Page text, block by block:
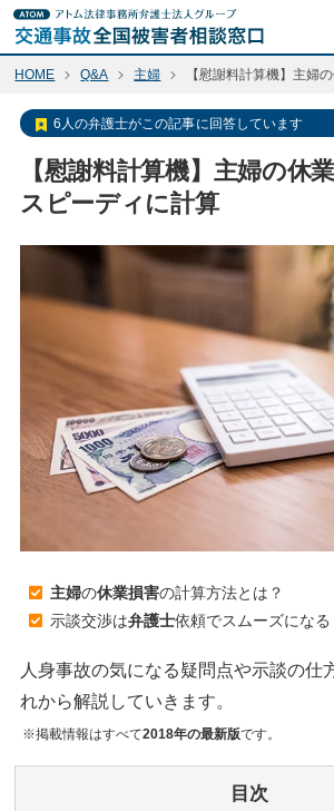
HOME Q&A 主婦 【慰謝料計算機】主婦
6人の弁護士がこの記事に回答していま
【慰謝料計算機】主婦の休
スピーディに計算
主婦の休業損害の計算方法とは？
示談交渉は弁護士依頼でスムーズになる
人身事故の気になる疑問点や示談の仕
れから解説していきます。
※掲載情報はすべて2018年の最新版です。
目次